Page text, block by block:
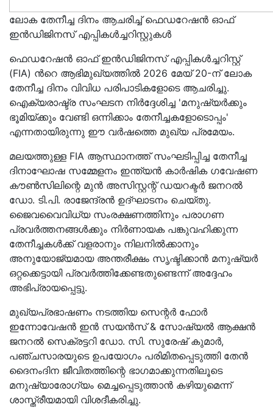
ലോക തേനീച്ച ദിനം ആചരിച്ച് ഫെഡറേഷൻ ഓഫ്
ഇൻഡിജിനസ് എപ്പികൾച്ചറിസ്റ്റുകൾ
ഫെഡറേഷൻ ഓഫ് ഇൻഡിജിനസ് എപ്പികൾച്ചറിസ്റ്റ്
(FIA) ൻറെ ആഭിമുഖ്യത്തിൽ 2026 മേയ് 20-ന് ലോക
തേനീച്ച ദിനം വിവിധ പരിപാടികളോടെ ആചരിച്ചു.
ഐക്യരാഷ്ട്ര സംഘടന നിർദ്ദേശിച്ച 'മനുഷ്യർക്കും
ഭൂമിയ്ക്കും വേണ്ടി ഒന്നിക്കാം തേനീച്ചകളോടൊപ്പം'
എന്നതായിരുന്നു ഈ വർഷത്തെ മുഖ്യ പ്രമേയം.
മലയത്തുള്ള FIA ആസ്ഥാനത്ത് സംഘടിപ്പിച്ച തേനീച്ച
ദിനാഘോഷ സമ്മേളനം ഇന്ത്യൻ കാർഷിക ഗവേഷണ
കൗൺസിലിന്റെ മുൻ അസിസ്റ്റന്റ് ഡയറക്ടർ ജനറൽ
ഡോ. ടി.പി. രാജേന്ദ്രൻ ഉദ്ഘാടനം ചെയ്തു.
ജൈവവൈവിധ്യ സംരക്ഷണത്തിനും പരാഗണ
പ്രവർത്തനങ്ങൾക്കും നിർണായക പങ്കുവഹിക്കുന്ന
തേനീച്ചകൾക്ക് വളരാനും നിലനിൽക്കാനും
അനുയോജ്യമായ അന്തരീക്ഷം സൃഷ്ടിക്കാൻ മനുഷ്യർ
ഒറ്റക്കെട്ടായി പ്രവർത്തിക്കേണ്ടതുണ്ടെന്ന് അദ്ദേഹം
അഭിപ്രായപ്പെട്ടു.
മുഖ്യപ്രഭാഷണം നടത്തിയ സെന്റർ ഫോർ
ഇന്നോവേഷൻ ഇൻ സയൻസ് & സോഷ്യൽ ആക്ഷൻ
ജനറൽ സെക്രട്ടറി ഡോ. സി. സുരേഷ് കുമാർ,
പഞ്ചസാരയുടെ ഉപയോഗം പരിമിതപ്പെടുത്തി തേൻ
ദൈനംദിന ജീവിതത്തിന്റെ ഭാഗമാക്കുന്നതിലൂടെ
മനുഷ്യാരോഗ്യം മെച്ചപ്പെടുത്താൻ കഴിയുമെന്ന്
ശാസ്ത്രീയമായി വിശദീകരിച്ചു.